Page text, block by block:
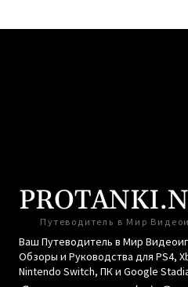
Путеводитель в Мир
Ваш Путеводитель в Мир
Обзоры и Руководства для PS4,
Nintendo Switch, ПК и Google